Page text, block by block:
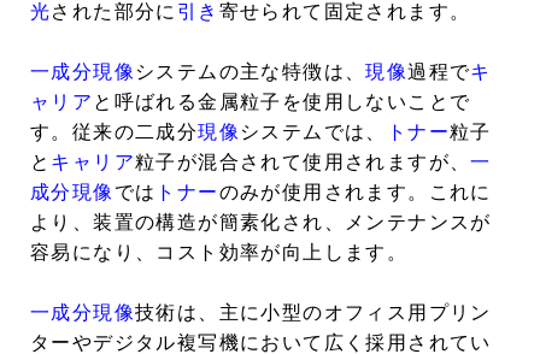
光された部分に 引き 寄せられて固定されます。
一成分現像 システムの主な特徴は、現像過程でキ
ャリア と呼ばれる金属粒子を使用しないことで
す。従来の二成分現像 システムでは、 トナー粒子
と キャリア粒子が混合されて使用されますが、一
成分現像 では トナーのみが使用されます。これに
より、装置の構造が簡素化され、メンテナンスが
容易になり、コスト効率が向上します。
一成分現像技術は、主に小型のオフィス用プリン
ターやデジタル複写機において広く採用されてい